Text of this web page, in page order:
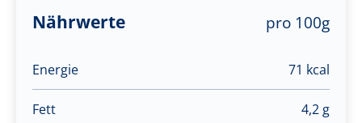
Nährwerte pro 100g
Energie 71 kcal
Fett 4,2 g